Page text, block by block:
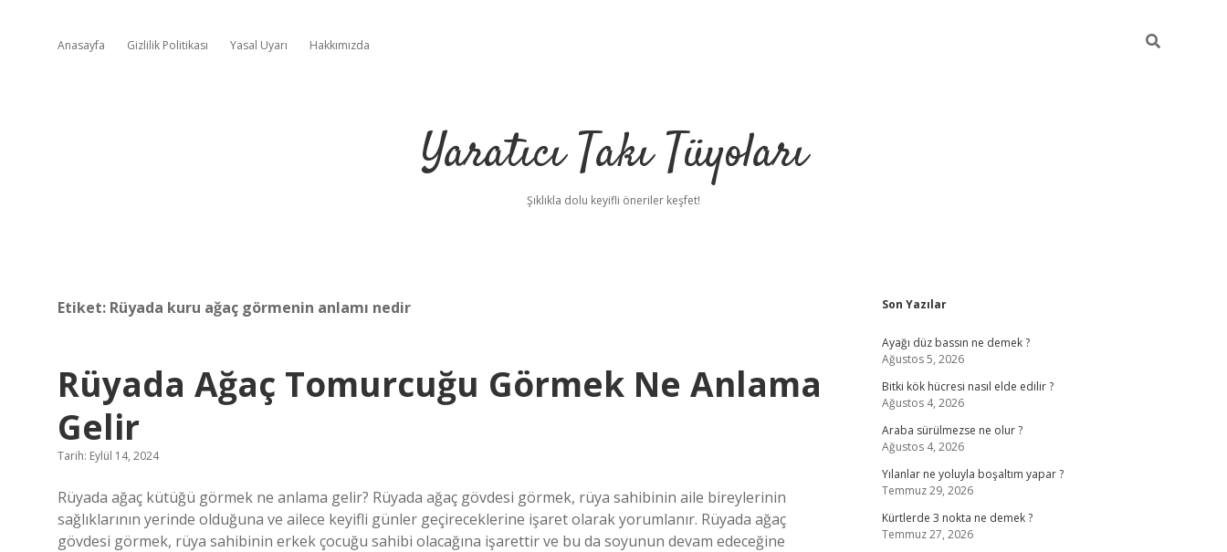
Anasayfa Gizlilik Politikası Yasal Uyarı Hakkımızda
Yaratıcı Takı Tüyoları
Şıklıkla dolu keyifli öneriler keşfet!
Etiket: Rüyada kuru ağaç görmenin anlamı nedir
Rüyada Ağaç Tomurcuğu Görmek Ne Anlama
Gelir
Tarih: Eylül 14, 2024
Rüyada ağaç kütüğü görmek ne anlama gelir? Rüyada ağaç gövdesi görmek, rüya sahibinin aile bireylerinin
sağlıklarının yerinde olduğuna ve ailece keyifli günler geçireceklerine işaret olarak yorumlanır. Rüyada ağaç
gövdesi görmek, rüya sahibinin erkek çocuğu sahibi olacağına işarettir ve bu da soyunun devam edeceğine
Sidebar
Son Yazılar
Ayağı düz bassın ne demek ?
Ağustos 5, 2026
Bitki kök hücresi nasıl elde edilir ?
Ağustos 4, 2026
Araba sürülmezse ne olur ?
Ağustos 4, 2026
Yılanlar ne yoluyla boşaltım yapar ?
Temmuz 29, 2026
Kürtlerde 3 nokta ne demek ?
Temmuz 27, 2026